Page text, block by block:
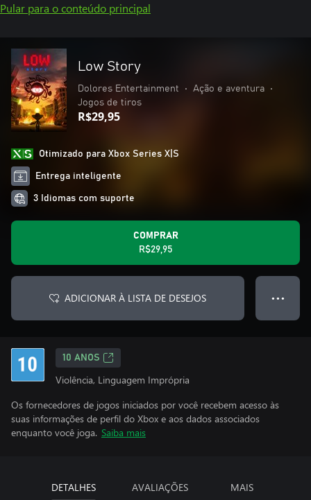
Pular para o conteúdo principal
Low Story
Dolores Entertainment • Ação e aventura
•
Jogos de tiros
R$29,95
Otimizado para Xbox Series X|S
Entrega inteligente
3 Idiomas com suporte
COMPRAR
R$29,95
ADICIONAR À LISTA DE DESEJOS ● ● ●
10 ANOS
Violência, Linguagem Imprópria
Os fornecedores de jogos iniciados por você recebem acesso às
suas informações de perfil do Xbox e aos dados associados
enquanto você joga. Saiba mais
DETALHES AVALIAÇÕES MAIS